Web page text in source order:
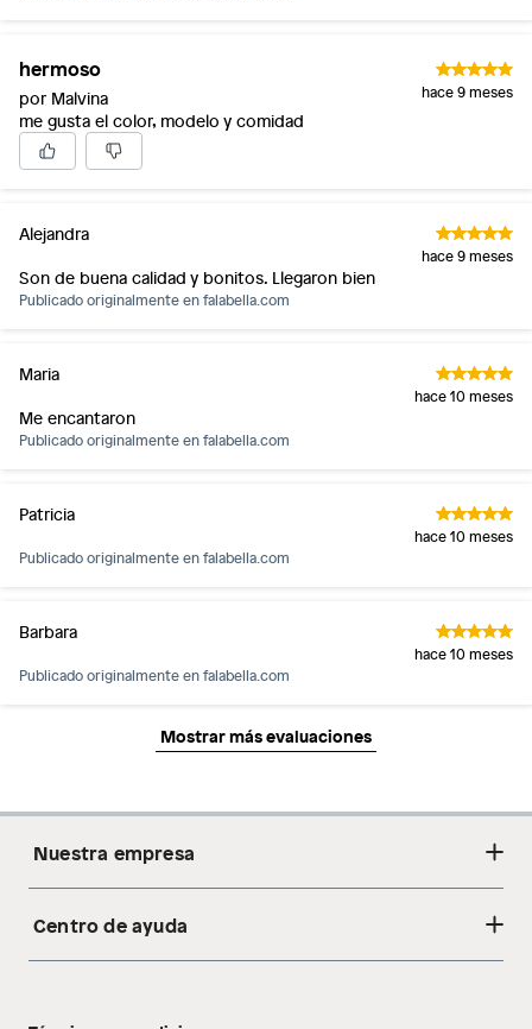
hermoso
por Malvina hace 9 meses
me gusta el color, modelo y comidad
Alejandra
hace 9 meses
Son de buena calidad y bonitos. Llegaron bien
Publicado originalmente enfalabella.com
Maria
hace 10 meses
Me encantaron
Publicado originalmente enfalabella.com
Patricia
hace 10 meses
Publicado originalmente enfalabella.com
Barbara
hace 10 meses
Publicado originalmente enfalabella.com
Mostrar más evaluaciones
Nuestra empresa
Acerca de nosotros
Centro de ayuda